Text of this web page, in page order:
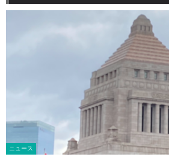
ニュース